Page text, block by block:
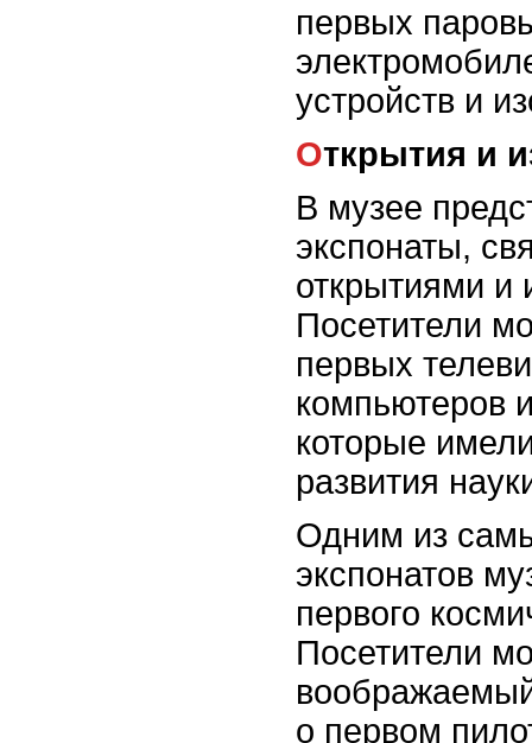
первых
устройств и
Открытия и
В музее
экспонаты,
открытиями и
Посетители
первых
компьютеров
которые
развития
Одним из
экспонатов
первого
Посетители
о первом